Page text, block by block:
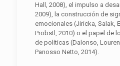
Hall, 2008), el impulso a
2009), la construcción de
emocionales (Jiricka, Salak,
Pröbstl, 2010) o el papel de
de políticas (Dalonso,
Panosso Netto, 2014).